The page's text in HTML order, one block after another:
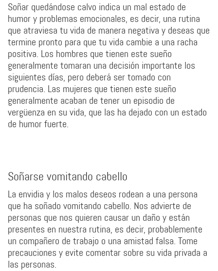
Soñar quedándose calvo indica un mal estado de
humor y problemas emocionales, es decir, una rutina
que atraviesa tu vida de manera negativa y deseas que
termine pronto para que tu vida cambie a una racha
positiva. Los hombres que tienen este sueño
generalmente tomaran una decisión importante los
siguientes días, pero deberá ser tomado con
prudencia. Las mujeres que tienen este sueño
generalmente acaban de tener un episodio de
vergüenza en su vida, que las ha dejado con un estado
de humor fuerte.
Soñarse vomitando cabello
La envidia y los malos deseos rodean a una persona
que ha soñado vomitando cabello. Nos advierte de
personas que nos quieren causar un daño y están
presentes en nuestra rutina, es decir, probablemente
un compañero de trabajo o una amistad falsa. Tome
precauciones y evite comentar sobre su vida privada a
las personas.